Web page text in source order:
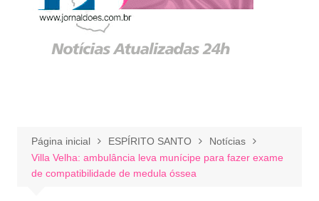
Página inicial ESPÍRITO SANTO
Notícias
Villa Velha: ​ambulância leva munícipe para fazer exame
de compatibilidade de medula óssea